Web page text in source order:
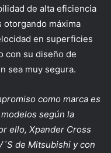
de alta eficiencia
máxima
en superficies
con su diseño de
sea muy segura.
como marca es
según la
ello, Xpander Cross
de Mitsubishi y con